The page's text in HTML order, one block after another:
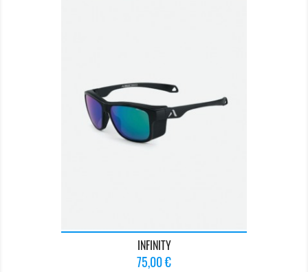
INFINITY
Prix
75,00 €